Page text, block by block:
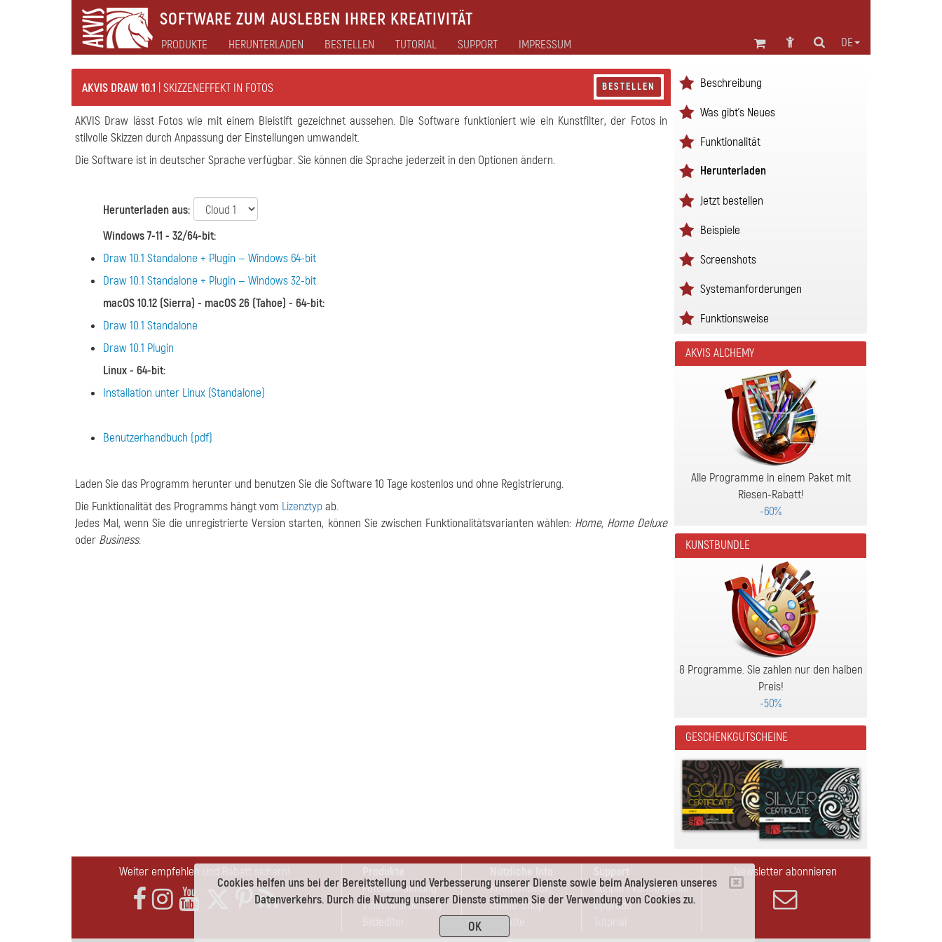
Cookies helfen uns bei der Bereitstellung und Verbesserung unserer Dienste sowie beim Analysieren unseres
Datenverkehrs. Durch die Nutzung unserer Dienste stimmen Sie der Verwendung von Cookies zu.
OK
SOFTWARE ZUM AUSLEBEN IHRER KREATIVITÄT
DE
PRODUKTE HERUNTERLADEN BESTELLEN TUTORIAL SUPPORT IMPRESSUM
AKVIS DRAW 10.1 | SKIZZENEFFEKT IN FOTOS BESTELLEN
AKVIS Draw lässt Fotos wie mit einem Bleistift gezeichnet aussehen. Die Software funktioniert wie ein Kunstfilter, der Fotos in
stilvolle Skizzen durch Anpassung der Einstellungen umwandelt.
Die Software ist in deutscher Sprache verfügbar. Sie können die Sprache jederzeit in den Optionen ändern.
Herunterladen aus:
Windows 7-11 - 32/64-bit:
Draw 10.1 Standalone + Plugin — Windows 64-bit
Draw 10.1 Standalone + Plugin — Windows 32-bit
macOS 10.12 (Sierra) - macOS 26 (Tahoe) - 64-bit:
Draw 10.1 Standalone
Draw 10.1 Plugin
Linux - 64-bit:
Installation unter Linux (Standalone)
Benutzerhandbuch (pdf)
Laden Sie das Programm herunter und benutzen Sie die Software 10 Tage kostenlos und ohne Registrierung.
Die Funktionalität des Programms hängt vom Lizenztyp ab.
Jedes Mal, wenn Sie die unregistrierte Version starten, können Sie zwischen Funktionalitätsvarianten wählen: Home, Home Deluxe
oder Business.
Beschreibung
Was gibt's Neues
Funktionalität
Herunterladen
Jetzt bestellen
Beispiele
Screenshots
Systemanforderungen
Funktionsweise
AKVIS ALCHEMY
Alle Programme in einem Paket mit
Riesen-Rabatt!
-60%
KUNSTBUNDLE
8 Programme. Sie zahlen nur den halben
Preis!
-50%
GESCHENKGUTSCHEINE
Weiter empfehlen und Rabatt sichern!
Fotobearbeitung
Videobearbeitung
Kompatibilität
Online-Shop
Rabatte
Support kontaktieren
Upgrade
Newsletter abonnieren